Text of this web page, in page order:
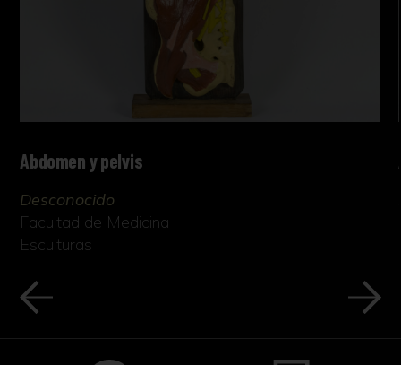
Abdomen y pelvis
Desconocido
Facultad de Medicina
Esculturas